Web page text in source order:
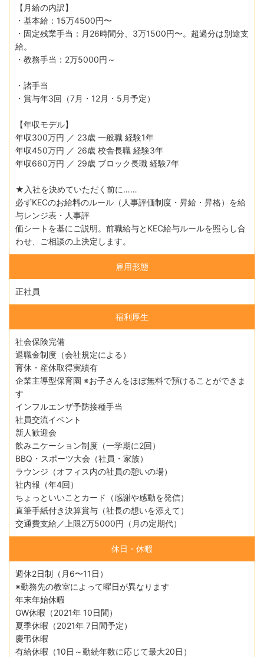
【月給の内訳】
・基本給：15万4500円〜
・固定残業手当：月26時間分、3万1500円〜。超過分は別途支
給。
・教務手当：2万5000円～
・諸⼿当
・賞与年3回（7月・12月・5月予定）
【年収モデル】
年収300万円 ／ 23歳 一般職 経験1年
年収450万円 ／ 26歳 校舎長職 経験3年
年収660万円 ／ 29歳 ブロック長職 経験7年
★⼊社を決めていただく前に……
必ずKECのお給料のルール（⼈事評価制度・昇給・昇格）を給
与レンジ表・⼈事評
価シートを基にご説明。前職給与とKEC給与ルールを照らし合
わせ、ご相談の上決定します。
雇用形態
正社員
福利厚生
社会保険完備
退職金制度（会社規定による）
育休・産休取得実績有
企業主導型保育園 ※お子さんをほぼ無料で預けることができま
す
インフルエンザ予防接種手当
社員交流イベント
新人歓迎会
飲みニケーション制度（一学期に2回）
BBQ・スポーツ大会（社員・家族）
ラウンジ（オフィス内の社員の憩いの場）
社内報（年4回）
ちょっといいことカード（感謝や感動を発信）
直筆手紙付き決算賞与（社長の想いを添えて）
交通費支給／上限2万5000円（月の定期代）
休日・休暇
週休2日制（⽉6〜11⽇）
※勤務先の教室によって曜⽇が異なります
年末年始休暇
GW休暇（2021年 10日間）
夏季休暇（2021年 7⽇間予定）
慶弔休暇
有給休暇（10日～勤続年数に応じて最大20日）